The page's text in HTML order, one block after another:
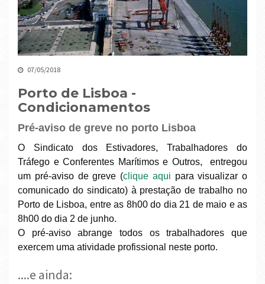
07/05/2018
Porto de Lisboa -
Condicionamentos
Pré-aviso de greve no porto Lisboa
O Sindicato dos Estivadores, Trabalhadores do
Tráfego e Conferentes Marítimos e Outros, entregou
um pré-aviso de greve (clique aqui para visualizar o
comunicado do sindicato) à prestação de trabalho no
Porto de Lisboa, entre as 8h00 do dia 21 de maio e as
8h00 do dia 2 de junho.
O pré-aviso abrange todos os trabalhadores que
exercem uma atividade profissional neste porto.
....e ainda: